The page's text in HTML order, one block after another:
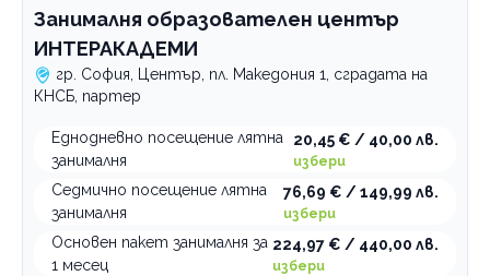
Занималня образователен център
ИНТЕРАКАДЕМИ
гр. София, Център, пл. Македония 1, сградата на
КНСБ, партер
Еднодневно посещение лятна
занималня
20,45 € / 40,00 лв.
избери
Седмично посещение лятна
занималня
76,69 € / 149,99 лв.
избери
Основен пакет занималня за
1 месец
224,97 € / 440,00 лв.
избери